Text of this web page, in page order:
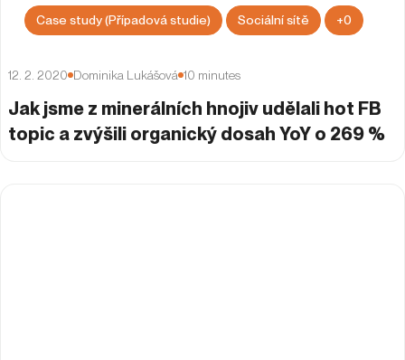
12. 2. 2020 Dominika Lukášová 10 minutes
Jak jsme z minerálních hnojiv udělali hot FB
topic a zvýšili organický dosah YoY o 269 %
Case study (Případová studie) Sociální sítě +0